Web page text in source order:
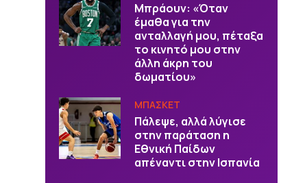
Μπράουν: «Όταν
έμαθα για την
ανταλλαγή μου, πέταξα
το κινητό μου στην
άλλη άκρη του
δωματίου»
ΜΠΑΣΚΕΤ
Πάλεψε, αλλά λύγισε
στην παράταση η
Εθνική Παίδων
απέναντι στην Ισπανία